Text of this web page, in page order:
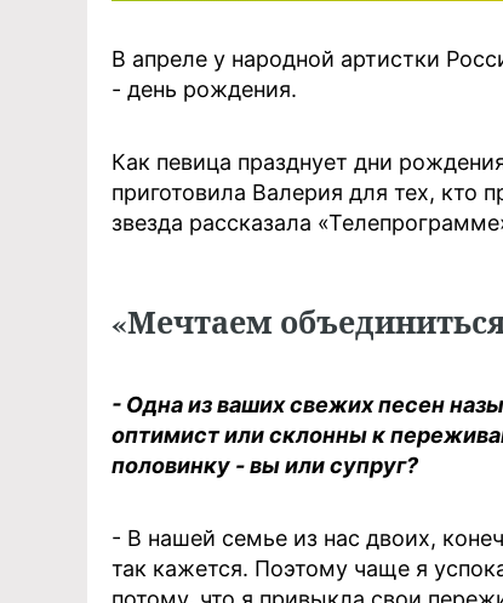
В апреле у народной артистки
- день рождения.
Как певица празднует дни
приготовила Валерия для тех, кто
звезда рассказала
«Мечтаем
- Одна из ваших свежих песен
оптимист или склонны к
половинку - вы или супруг?
- В нашей семье из нас двоих,
так кажется. Поэтому чаще я